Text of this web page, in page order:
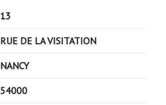
13
RUE DE LA VISITATION
NANCY
54000